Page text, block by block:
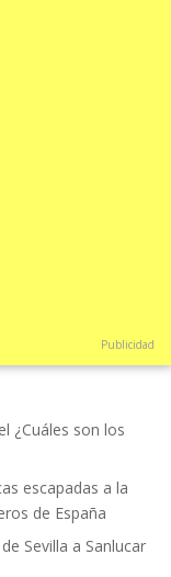
Publicidad
¿Cuáles son los
escapadas a la
de España
Sevilla a Sanlucar